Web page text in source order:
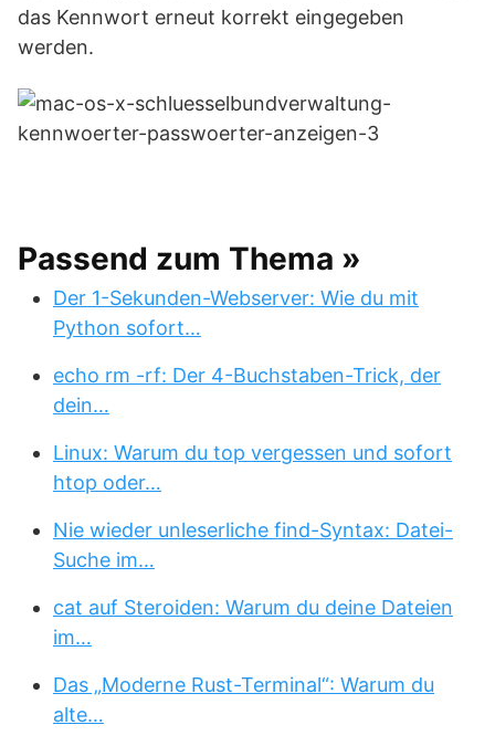
das Kennwort erneut korrekt eingegeben
werden.
Passend zum Thema »
Der 1-Sekunden-Webserver: Wie du mit
Python sofort…
echo rm -rf: Der 4-Buchstaben-Trick, der
dein…
Linux: Warum du top vergessen und sofort
htop oder…
Nie wieder unleserliche find-Syntax: Datei-
Suche im…
cat auf Steroiden: Warum du deine Dateien
im…
Das „Moderne Rust-Terminal“: Warum du
alte…